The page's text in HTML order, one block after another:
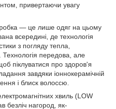
привертаючи увагу
— це лише одяг на цьому
всередині, де технологія
з погляду тепла,
Технологія передова, але
піклуватися про здоров'я
завдяки іоннокерамічній
і блиск волоссю.
хвиль (LOW
безліч нагород, як-